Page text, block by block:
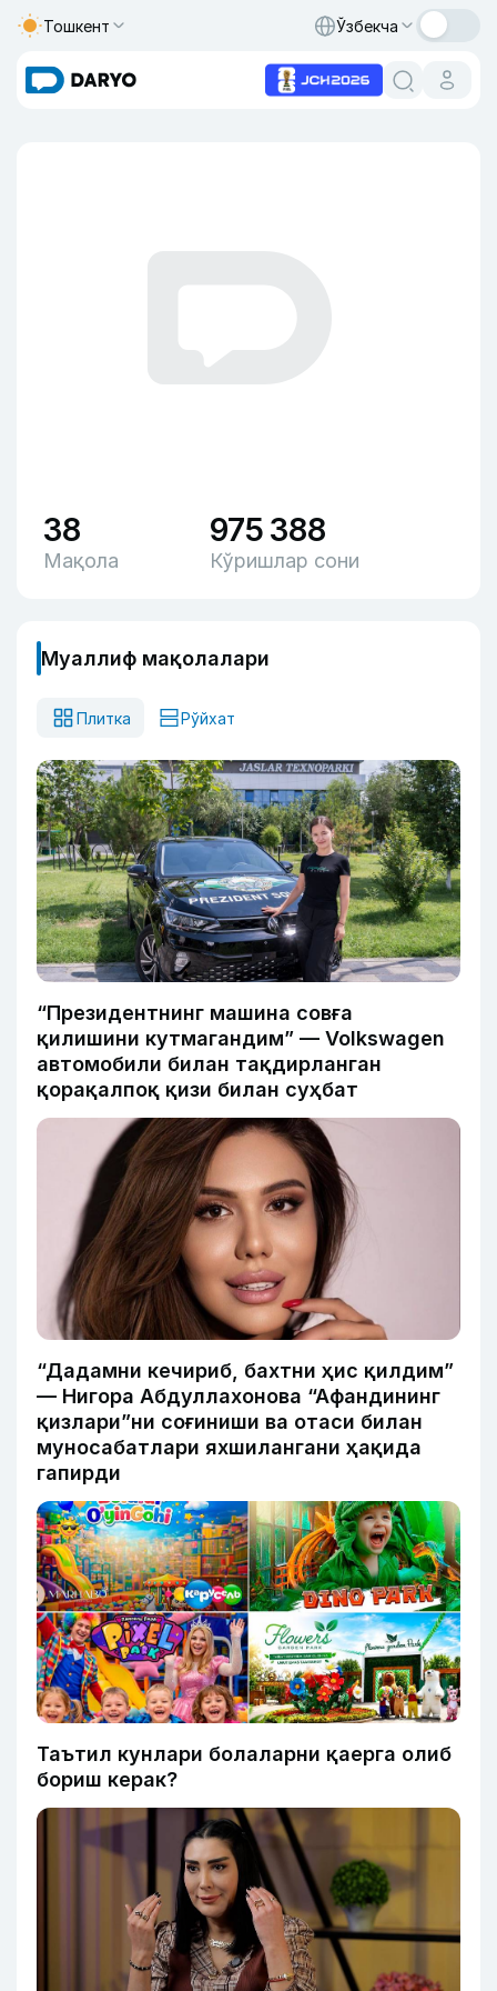
Тошкент Ўзбекча
38
Мақола
975 388
Кўришлар сони
Муаллиф мақолалари
Плитка Рўйхат
“Президентнинг машина совға
қилишини кутмагандим” — Volkswagen
автомобили билан тақдирланган
қорақалпоқ қизи билан суҳбат
“Дадамни кечириб, бахтни ҳис қилдим”
— Нигора Абдуллахонова “Афандининг
қизлари”ни соғиниши ва отаси билан
муносабатлари яхшилангани ҳақида
гапирди
Таътил кунлари болаларни қаерга олиб
бориш керак?